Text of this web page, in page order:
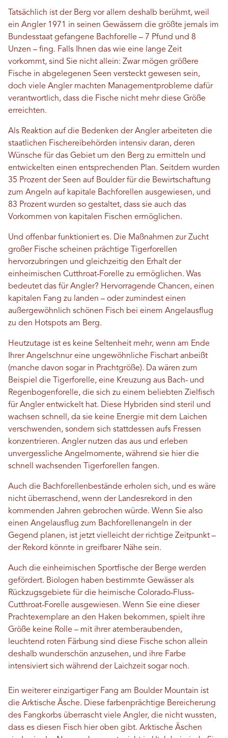
Tatsächlich ist der Berg vor allem deshalb berühmt, weil
ein Angler 1971 in seinen Gewässern die größte jemals im
Bundesstaat gefangene Bachforelle – 7 Pfund und 8
Unzen – fing. Falls Ihnen das wie eine lange Zeit
vorkommt, sind Sie nicht allein: Zwar mögen größere
Fische in abgelegenen Seen versteckt gewesen sein,
doch viele Angler machten Managementprobleme dafür
verantwortlich, dass die Fische nicht mehr diese Größe
erreichten.
Als Reaktion auf die Bedenken der Angler arbeiteten die
staatlichen Fischereibehörden intensiv daran, deren
Wünsche für das Gebiet um den Berg zu ermitteln und
entwickelten einen entsprechenden Plan. Seitdem wurden
35 Prozent der Seen auf Boulder für die Bewirtschaftung
zum Angeln auf kapitale Bachforellen ausgewiesen, und
83 Prozent wurden so gestaltet, dass sie auch das
Vorkommen von kapitalen Fischen ermöglichen.
Und offenbar funktioniert es. Die Maßnahmen zur Zucht
großer Fische scheinen prächtige Tigerforellen
hervorzubringen und gleichzeitig den Erhalt der
einheimischen Cutthroat-Forelle zu ermöglichen. Was
bedeutet das für Angler? Hervorragende Chancen, einen
kapitalen Fang zu landen – oder zumindest einen
außergewöhnlich schönen Fisch bei einem Angelausflug
zu den Hotspots am Berg.
Heutzutage ist es keine Seltenheit mehr, wenn am Ende
Ihrer Angelschnur eine ungewöhnliche Fischart anbeißt
(manche davon sogar in Prachtgröße). Da wären zum
Beispiel die Tigerforelle, eine Kreuzung aus Bach- und
Regenbogenforelle, die sich zu einem beliebten Zielfisch
für Angler entwickelt hat. Diese Hybriden sind steril und
wachsen schnell, da sie keine Energie mit dem Laichen
verschwenden, sondern sich stattdessen aufs Fressen
konzentrieren. Angler nutzen das aus und erleben
unvergessliche Angelmomente, während sie hier die
schnell wachsenden Tigerforellen fangen.
Auch die Bachforellenbestände erholen sich, und es wäre
nicht überraschend, wenn der Landesrekord in den
kommenden Jahren gebrochen würde. Wenn Sie also
einen Angelausflug zum Bachforellenangeln in der
Gegend planen, ist jetzt vielleicht der richtige Zeitpunkt –
der Rekord könnte in greifbarer Nähe sein.
Auch die einheimischen Sportfische der Berge werden
gefördert. Biologen haben bestimmte Gewässer als
Rückzugsgebiete für die heimische Colorado-Fluss-
Cutthroat-Forelle ausgewiesen. Wenn Sie eine dieser
Prachtexemplare an den Haken bekommen, spielt ihre
Größe keine Rolle – mit ihrer atemberaubenden,
leuchtend roten Färbung sind diese Fische schon allein
deshalb wunderschön anzusehen, und ihre Farbe
intensiviert sich während der Laichzeit sogar noch.
Ein weiterer einzigartiger Fang am Boulder Mountain ist
die Arktische Äsche. Diese farbenprächtige Bereicherung
des Fangkorbs überrascht viele Angler, die nicht wussten,
dass es diesen Fisch hier oben gibt. Arktische Äschen